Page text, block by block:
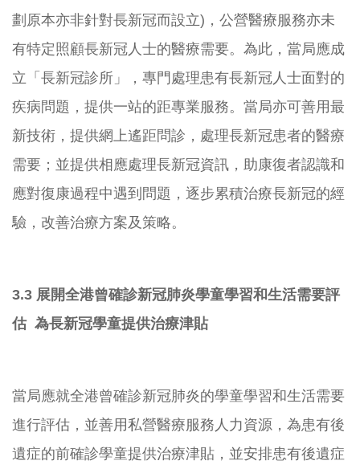
劃原本亦非針對長新冠而設立) ，公營醫療服務亦未
有特定照顧長新冠人士的醫療需要。為此， 當局應成
立「長新冠診所」， 專門處理患有長新冠人士面對的
疾病問題，提供一站的距專業服務。 當局亦可善用最
新技術，提供網上遙距問診， 處理長新冠患者的醫療
需要；並提供相應處理長新冠資訊， 助康復者認識和
應對復康過程中遇到問題， 逐步累積治療長新冠的經
驗，改善治療方案及策略。
3.3 展開全港曾確診新冠肺炎學童學習和生活需要評
估 為長新冠學童提供治療津貼
當局應就全港曾確診新冠肺炎的學童學習和生活需要
進行評估， 並善用私營醫療服務人力資源， 為患有後
遺症的前確診學童提供治療津貼， 並安排患有後遺症